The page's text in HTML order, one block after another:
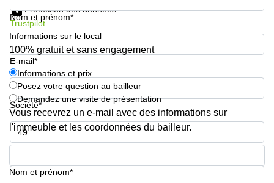
Nom et prénom*
E-mail*
Société*
Numéro de téléphone*
Protection des données
Trustpilot
Informations sur le local
100% gratuit et sans engagement
Informations et prix
Posez votre question au bailleur
Demandez une visite de présentation
Vous recevrez un e-mail avec des informations sur
l'immeuble et les coordonnées du bailleur.
Nom et prénom*